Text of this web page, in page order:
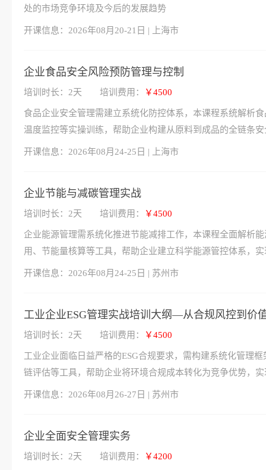
处的市场竞争环境及今后的发展趋势
开课信息： 2026年08月20-21日 | 上海市
企业食品安全风险预防管理与控制
培训时长：2天 培训费用： ￥4500
食品企业安全管理需建立系统化防控体系，本课程系统解析
温度监控等实操训练，帮助企业构建从原料到成品的全链条
开课信息： 2026年08月24-25日 | 上海市
企业节能与减碳管理实战
培训时长：2天 培训费用： ￥4500
企业能源管理需系统化推进节能减排工作，本课程全面解析
用、节能量核算等工具，帮助企业建立科学能源管控体系，
开课信息： 2026年08月24-25日 | 苏州市
工业企业ESG管理实战培训大纲—从合规风控到价
培训时长：2天 培训费用： ￥4500
工业企业面临日益严格的ESG合规要求，需构建系统化管理
链评估等工具，帮助企业将环境合规成本转化为竞争优势，
开课信息： 2026年08月26-27日 | 苏州市
企业全面安全管理实务
培训时长：2天 培训费用： ￥4200